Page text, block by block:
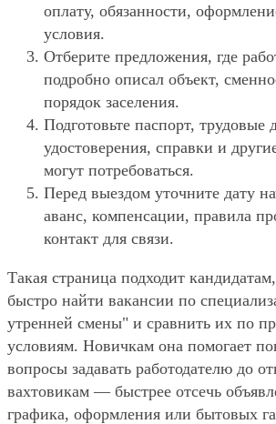
оплату, обязанности,
условия.
Отберите предложения, где
подробно описал объект,
порядок заселения.
Подготовьте паспорт, трудовые
удостоверения, справки и
могут потребоваться.
Перед выездом уточните дату
аванс, компенсации, правила
контакт для связи.
Такая страница подходит
быстро найти вакансии по
утренней смены" и сравнить их по
условиям. Новичкам она помогает
вопросы задавать работодателю до
вахтовикам — быстрее отсечь
графика, оформления или бытовых